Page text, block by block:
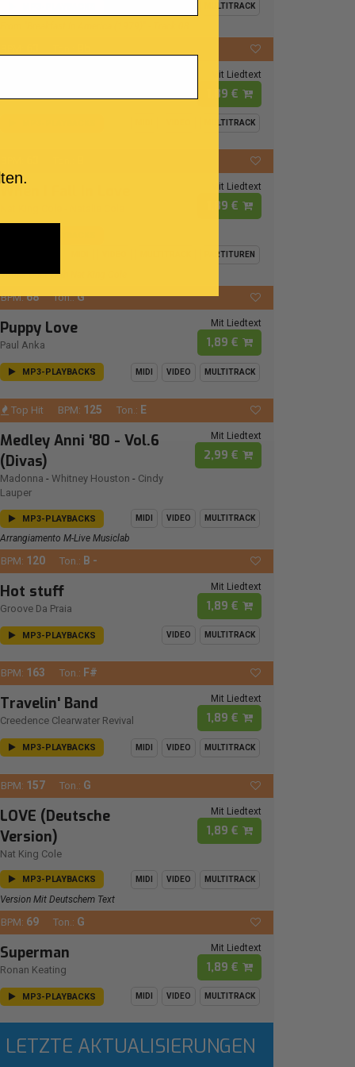
MULTITRACK
Buster Poindexter
Mit Liedtext
1,89 €
MULTITRACK
Mit Liedtext
1,89 €
PARTITUREN
Virtual Duet With Nat King Cole
BPM:68 Ton.:G
Puppy Love
Paul Anka
Mit Liedtext
1,89 €
MP3-PLAYBACKS MIDI VIDEO MULTITRACK
Top Hit BPM: 125 Ton.: E
Medley Anni '80 - Vol.6
(Divas)
Madonna - Whitney Houston - Cindy
Lauper
Mit Liedtext
2,99 €
MP3-PLAYBACKS MIDI VIDEO MULTITRACK
Arrangiamento M-Live Musiclab
BPM: 120 Ton.: B -
Hot stuff
Groove Da Praia
Mit Liedtext
1,89 €
MP3-PLAYBACKS VIDEO MULTITRACK
BPM: 163 Ton.: F#
Travelin' Band
Creedence Clearwater Revival
Mit Liedtext
1,89 €
MP3-PLAYBACKS MIDI VIDEO MULTITRACK
BPM: 157 Ton.: G
LOVE (Deutsche
Version)
Nat King Cole
Mit Liedtext
1,89 €
MP3-PLAYBACKS MIDI VIDEO MULTITRACK
Version Mit Deutschem Text
BPM: 69 Ton.: G
Superman
Ronan Keating
Mit Liedtext
1,89 €
MP3-PLAYBACKS MIDI VIDEO MULTITRACK
LETZTE AKTUALISIERUNGEN